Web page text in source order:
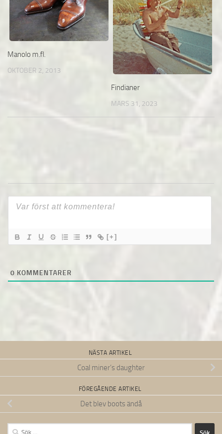
Manolo m.fl.
OKTOBER 2, 2013
Findianer
MARS 31, 2023
[+]
0 KOMMENTARER
NÄSTA ARTIKEL
Coal miner’s daughter
FÖREGÅENDE ARTIKEL
Det blev boots ändå
Sök